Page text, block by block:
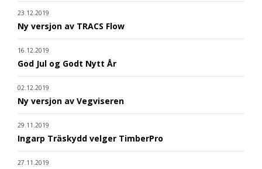
23.12.2019
Ny versjon av TRACS Flow
16.12.2019
God Jul og Godt Nytt År
02.12.2019
Ny versjon av Vegviseren
29.11.2019
Ingarp Träskydd velger TimberPro
27.11.2019